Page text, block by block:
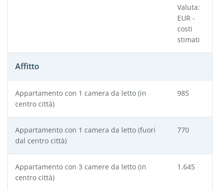
Valuta:
EUR -
costi
stimati
Affitto
Appartamento con 1 camera da letto (in
centro città)
985
Appartamento con 1 camera da letto (fuori
dal centro città)
770
Appartamento con 3 camere da letto (in
centro città)
1.645